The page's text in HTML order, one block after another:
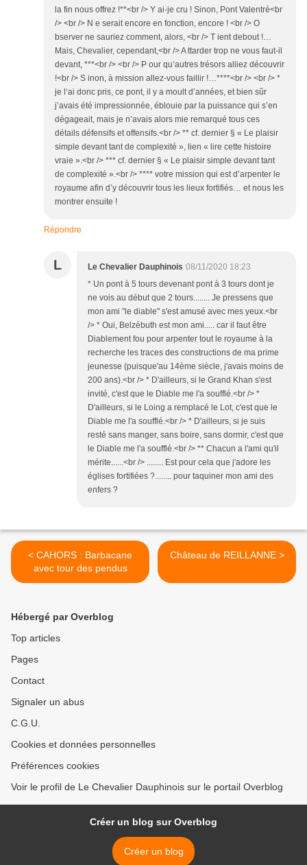
la fin nous offrez !**<br /> Y ai-je cru ! Sinon, Pont Valentré<br
/> <br /> N e serait encore en fonction, encore ! <br /> O
bserver ne sauriez comment, alors, <br /> T ient debout !…
Mais, Chevalier, cependant,<br /> A ttarder trop ne vous faut-il
devant, ***<br /> <br /> P our qu’autres trésors alliez découvrir
!<br /> S inon, à mission allez-vous faillir !…****<br /> <br /> *
je l‘ai donc pris, ce pont, il y a moult d’années, et bien sûr
j’avais été impressionnée, éblouie par la puissance qui s’en
dégageait, mais je n’avais alors mie remarqué tous ces
détails défensifs et offensifs.<br /> ** cf. dernier § « Le plaisir
simple devant tant de complexité », lien « lire cette histoire
vraie ».<br /> *** cf. dernier § « Le plaisir simple devant tant
de complexité ».<br /> **** votre mission qui est d’arpenter le
royaume afin d’y découvrir tous les lieux fortifiés… et nous les
montrer ensuite !
Répondre
L Le Chevalier Dauphinois 08/11/2020 18:23
* Un pont à 5 tours devenant pont à 3 tours dont je
ne vois au début que 2 tours........ Je pressens que
mon ami "le diable" s'est amusé avec mes yeux.<br
/> * Oui, Belzébuth est mon ami..... car il faut être
Diablement fou pour arpenter tout le royaume à la
recherche les traces des constructions de ma prime
jeunesse (puisque'au 14ème siècle, j'avais moins de
200 ans).<br /> * D'ailleurs, si le Grand Khan s'est
invité, c'est que le Diable me l'a soufflé.<br /> *
D'ailleurs, si le Loing a remplacé le Lot, c'est que le
Diable me l'a soufflé.<br /> * D'ailleurs, si je suis
resté sans manger, sans boire, sans dormir, c'est que
le Diable me l'a soufflé.<br /> ** Chacun a l'ami qu'il
mérite......<br /> ........ Est pour cela que j'adore les
églises fortifiées ?........ pour taquiner mon ami des
enfers ?
< CAHORS : Barbacane
avec tour des pendus
Château de REILLANNE >
Hébergé par Overblog
Top articles
Pages
Contact
Signaler un abus
C.G.U.
Cookies et données personnelles
Préférences cookies
Voir le profil de Le Chevalier Dauphinois sur le portail Overblog
Créer un blog sur Overblog
Créer un blog